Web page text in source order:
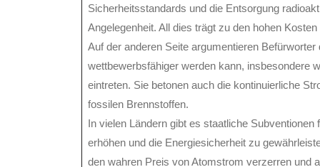
Sicherheitsstandards und die Entsorgung
Angelegenheit. All dies trägt zu den hohen
Auf der anderen Seite argumentieren
wettbewerbsfähiger werden kann, insbesondere
eintreten. Sie betonen auch die kontinuierliche
fossilen Brennstoffen.
In vielen Ländern gibt es staatliche
erhöhen und die Energiesicherheit zu
den wahren Preis von Atomstrom verzerren und